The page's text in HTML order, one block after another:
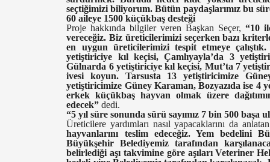
seçtiğimizi biliyorum. Bütün paydaşlarımız bu
60 aileye 1500 küçükbaş desteği
Proje hakkında bilgiler veren Başkan Seçer,“10
vereceğiz. Biz üreticilerimizi seçerken bazı
en uygun üreticilerimizi tespit etmeye
yetiştiriciye kıl keçisi, Çamlıyayla’da 3
Gülnarda 6 yetiştiriciye kıl keçisi, Mut’ta 7
ivesi koyun. Tarsusta 13 yetiştiricimize
yetiştiricimize Güney Karaman, Bozyazıda ise 4
erkek küçükbaş hayvan olmak üzere
edecek”dedi.
“5 yıl süre sonunda sürü sayımız 7 bin 500 başa
Üreticilere yardımları nasıl yapacaklarını da
hayvanlarını teslim edeceğiz. Yem bedelini
Büyükşehir Belediyemiz tarafından
belirlediği aşı takvimine göre aşıları Veteriner